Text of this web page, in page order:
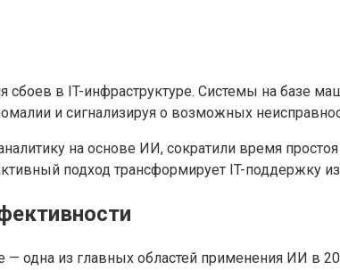
в IT-инфраструктуре. Системы на базе
и сигнализируя о возможных
на основе ИИ, сократили время
подход трансформирует IT-поддержку
одна из главных областей применения ИИ в